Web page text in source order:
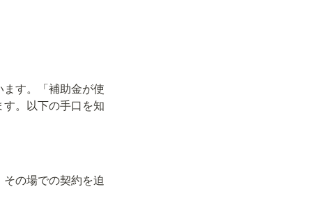
す。「補助金が使
。以下の手口を知
の場での契約を迫